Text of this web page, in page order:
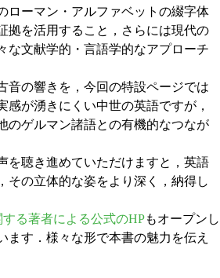
ローマン・アルファベットの綴字体
拠を活用すること，さらには現代の
な文献学的・言語学的なアプローチ
の響きを，今回の特設ページでは
が湧きにくい中世の英語ですが，
のゲルマン諸語との有機的なつなが
聴き進めていただけますと，英語
その立体的な姿をより深く，納得し
る著者による公式のHPもオープンし
ます．様々な形で本書の魅力を伝え